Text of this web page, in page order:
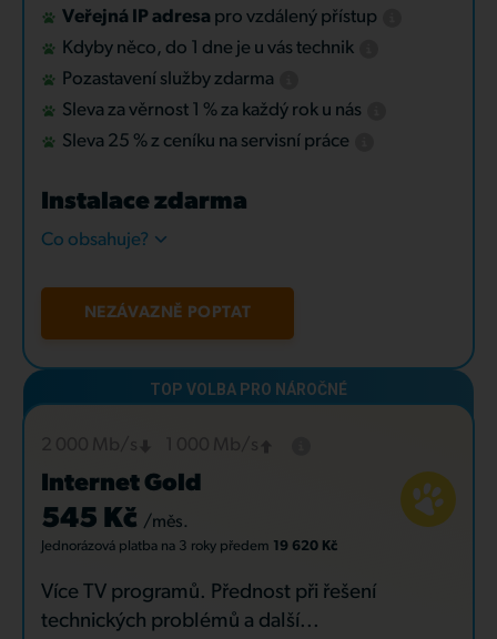
Veřejná IP adresa pro vzdálený přístup
Kdyby něco, do 1 dne je u vás technik
Pozastavení služby zdarma
Sleva za věrnost 1 % za každý rok u nás
Sleva 25 % z ceníku na servisní práce
Instalace zdarma
Co obsahuje?
NEZÁVAZNĚ POPTAT
Internet Gold
545 Kč /měs.
Jednorázová platba na 3 roky předem 19 620 Kč
Více TV programů. Přednost při řešení
technických problémů a další...